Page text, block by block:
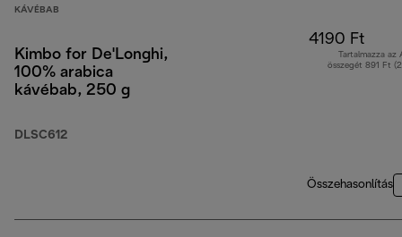
KÁVÉBAB
Kimbo for De'Longhi,
100% arabica
kávébab, 250 g
DLSC612
4190 Ft
Tartalmazza az
összegét 891 Ft
Összehasonlítás